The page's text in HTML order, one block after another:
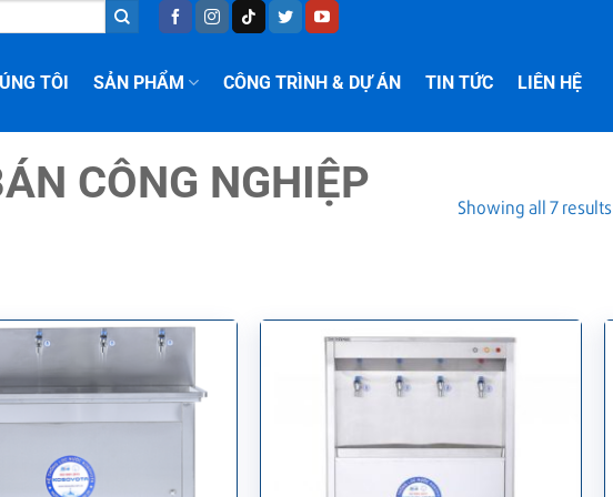
TÔI SẢN PHẨM CÔNG TRÌNH & DỰ ÁN TIN TỨC LIÊN HỆ
CÔNG NGHIỆP Showing all 7 results